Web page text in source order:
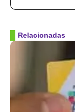
Relacionadas